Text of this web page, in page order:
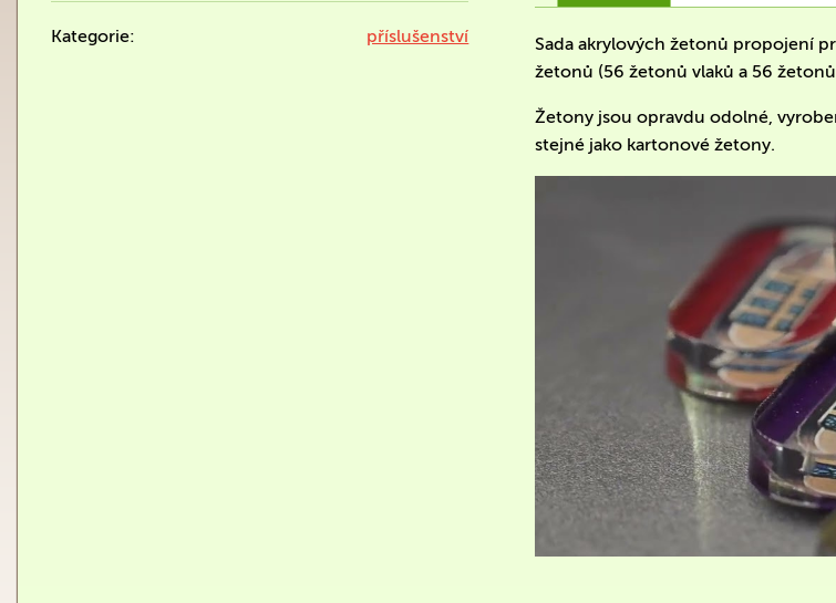
Kategorie: příslušenství Sada akrylových žetonů propojení
žetonů (56 žetonů vlaků a 56
Žetony jsou opravdu odolné,
stejné jako kartonové žetony.